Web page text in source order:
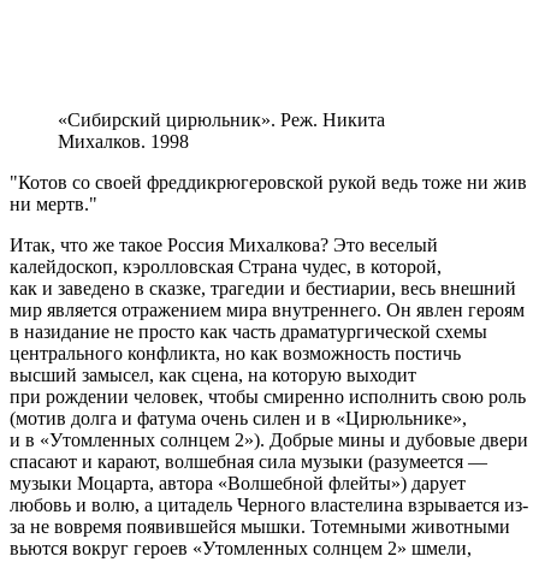
«Сибирский цирюльник». Реж. Никита
Михалков. 1998
Котов со своей фреддикрюгеровской рукой ведь тоже ни жив
ни мертв.
Итак, что же такое Россия Михалкова? Это веселый
калейдоскоп, кэролловская Страна чудес, в которой,
как и заведено в сказке, трагедии и бестиарии, весь внешний
мир является отражением мира внутреннего. Он явлен героям
в назидание не просто как часть драматургической схемы
центрального конфликта, но как возможность постичь
высший замысел, как сцена, на которую выходит
при рождении человек, чтобы смиренно исполнить свою роль
(мотив долга и фатума очень силен и в «Цирюльнике»,
и в «Утомленных солнцем 2»). Добрые мины и дубовые двери
спасают и карают, волшебная сила музыки (разумеется —
музыки Моцарта, автора «Волшебной флейты») дарует
любовь и волю, а цитадель Черного властелина взрывается из-
за не вовремя появившейся мышки. Тотемными животными
вьются вокруг героев «Утомленных солнцем 2» шмели,